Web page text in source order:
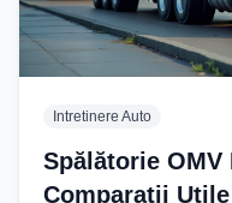
Intretinere Auto
Spălătorie
Comparații Utile